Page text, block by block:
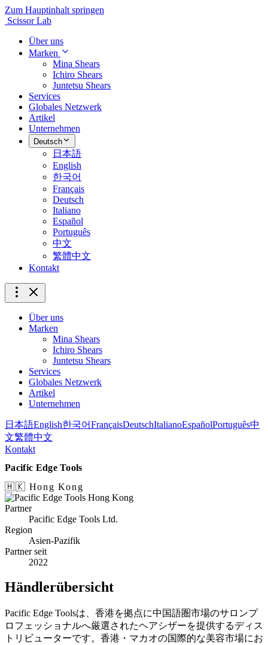
Zum Hauptinhalt springen
Scissor Lab
Über uns
Marken
Mina Shears
Ichiro Shears
Juntetsu Shears
Services
Globales Netzwerk
Artikel
Unternehmen
Deutsch
日本語
English
한국어
Français
Deutsch
Italiano
Español
Português
中文
繁體中文
Kontakt
Über uns
Marken
Mina Shears
Ichiro Shears
Juntetsu Shears
Services
Globales Netzwerk
Artikel
Unternehmen
日本語English한국어FrançaisDeutschItalianoEspañolPortuguês中
文繁體中文
Kontakt
Pacific Edge Tools
🇭🇰 Hong Kong
Partner
Pacific Edge Tools Ltd.
Region
Asien-Pazifik
Partner seit
2022
Händlerübersicht
Pacific Edge Toolsは、香港を拠点に中国語圏市場のサロンプ
ロフェッショナルへ厳選されたヘアシザーを提供するディス
トリビューターです。香港・マカオの国際的な美容市場にお